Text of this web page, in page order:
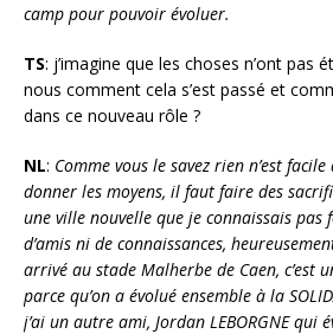
camp pour pouvoir évoluer.
TS: j’imagine que les choses n’ont pas
nous comment cela s’est passé et
dans ce nouveau rôle ?
NL: Comme vous le savez rien n’est
donner les moyens, il faut faire des
une ville nouvelle que je connaissais pas
d’amis ni de connaissances,
arrivé au stade Malherbe de Caen, c’est
parce qu’on a évolué ensemble à la
j’ai un autre ami, Jordan LEBORGNE qui